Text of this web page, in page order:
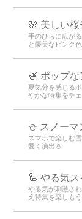
🌸 美しい
手のひらに広が
と優美なピンク
🍧 ポップ
夏気分を感じる
やかな特集をチ
⛄ スノーマ
スマホで楽しむ
愛く演出⛄
🦾 やる気
やる気が刺激さ
え特集を楽しも